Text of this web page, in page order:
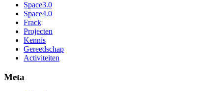
Space3.0
Space4.0
Frack
Projecten
Kennis
Gereedschap
Activiteiten
Meta